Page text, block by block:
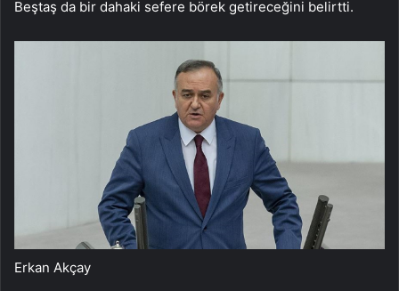
Beştaş da bir dahaki sefere börek getireceğini belirtti.
Erkan Akçay